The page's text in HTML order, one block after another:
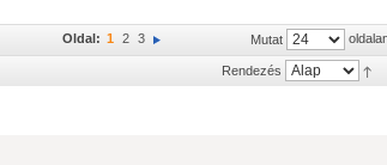
Mutat
Oldal: 1 2 3
Rendezés